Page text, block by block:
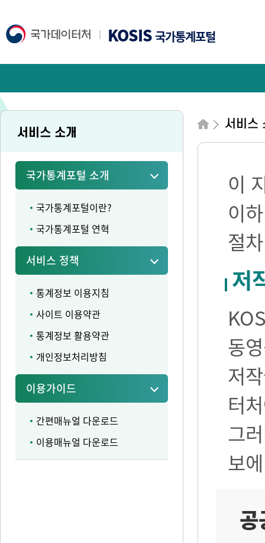
KOSIS국가통계포털
서비스 소개
국가통계포털 소개
국가통계포털이란?
국가통계포털 연혁
서비스 정책
통계정보 이용지침
사이트 이용약관
통계정보 활용약관
개인정보처리방침
이용가이드
간편매뉴얼 다운로드
이용매뉴얼 다운로드
서비스
이
이
절
저
동
저
터
그
보